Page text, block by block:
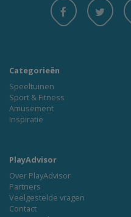
Categorieën
Speeltuinen
Sport & Fitness
Amusement
Inspiratie
PlayAdvisor
Over PlayAdvisor
Partners
Veelgestelde vragen
Contact